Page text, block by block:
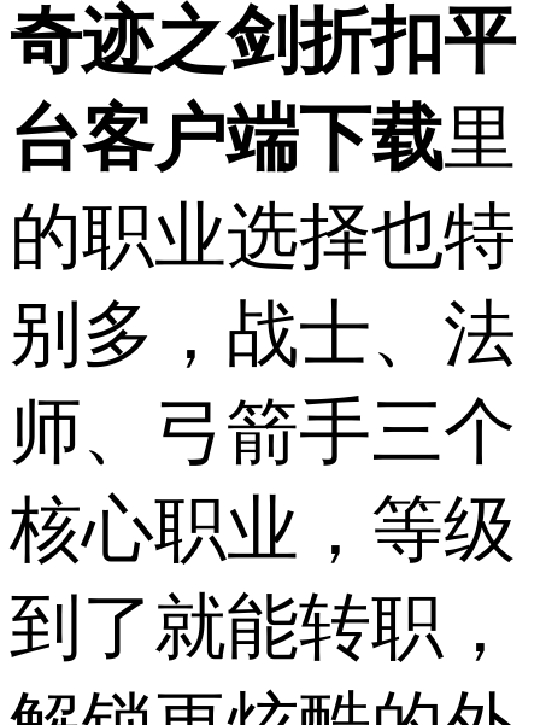
奇迹之剑折扣平
台客户端下载里
的职业选择也特
别多，战士、法
师、弓箭手三个
核心职业，等级
到了就能转职，